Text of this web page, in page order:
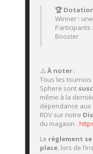
🏆
Winner :
Participants
Booster
⚠️À noter :
Tous les
Sphere sont
même à la
dépendance aux
RDV sur notre
du magasin :
Le règlement
place, lors de